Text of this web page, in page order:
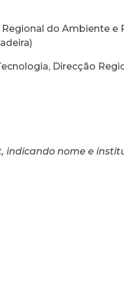
do Ambiente e
Direcção
indicando nome e